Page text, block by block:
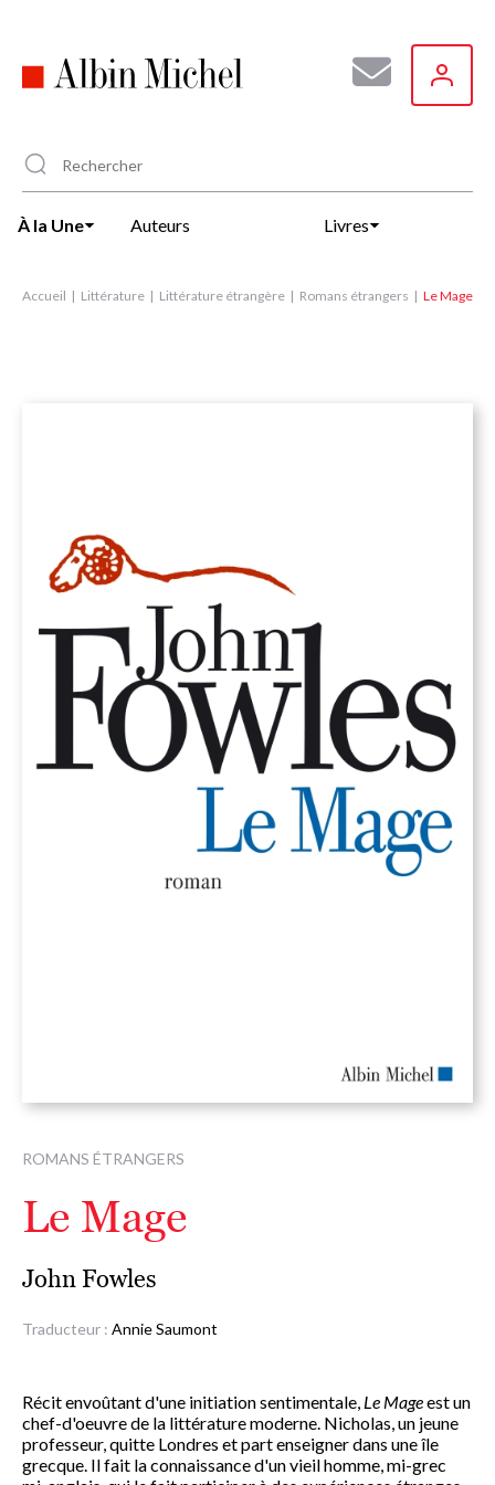
principal
À la Une Auteurs Livres
Accueil Littérature Littérature étrangère Romans étrangers Le Mage
ROMANS ÉTRANGERS
Le Mage
John Fowles
Traducteur : Annie Saumont
Récit envoûtant d'une initiation sentimentale, Le Mageest un
chef-d'oeuvre de la littérature moderne. Nicholas, un jeune
professeur, quitte Londres et part enseigner dans une île
grecque. Il fait la connaissance d'un vieil homme, mi-grec